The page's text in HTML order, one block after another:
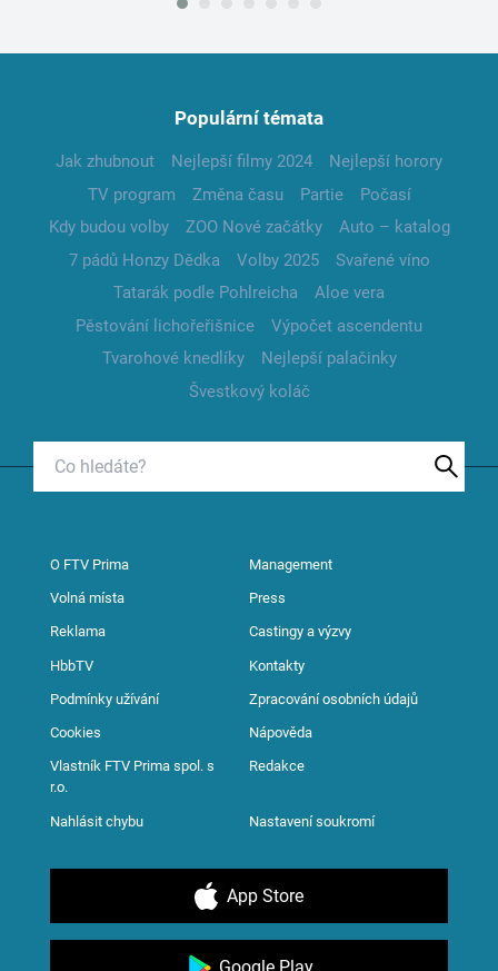
Populární témata
Jak zhubnout Nejlepší filmy 2024
Nejlepší horory
TV program
Změna času Partie
Počasí
Kdy budou volby
ZOO Nové začátky
Auto – katalog
7 pádů Honzy Dědka
Volby 2025
Svařené víno
Tatarák podle Pohlreicha
Aloe vera
Pěstování lichořeřišnice
Výpočet ascendentu
Tvarohové knedlíky
Nejlepší palačinky
Švestkový koláč
O FTV Prima Management
Volná místa Press
Reklama Castingy a výzvy
HbbTV Kontakty
Podmínky užívání Zpracování osobních údajů
Cookies Nápověda
Vlastník FTV Prima spol. s
r.o.
Redakce
Nahlásit chybu Nastavení soukromí
App Store